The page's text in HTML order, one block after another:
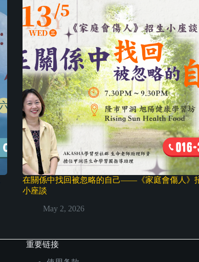
在關係中找回被忽略的自己——《家庭會傷人》
小座談
May 2, 2026
重要链接